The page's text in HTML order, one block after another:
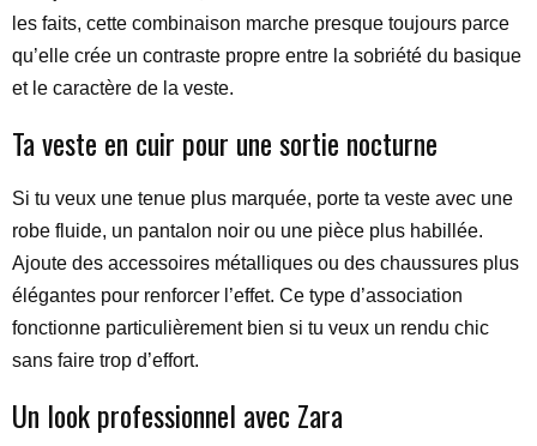
les faits, cette combinaison marche presque toujours parce
qu’elle crée un contraste propre entre la sobriété du basique
et le caractère de la veste.
Ta veste en cuir pour une sortie nocturne
Si tu veux une tenue plus marquée, porte ta veste avec une
robe fluide, un pantalon noir ou une pièce plus habillée.
Ajoute des accessoires métalliques ou des chaussures plus
élégantes pour renforcer l’effet. Ce type d’association
fonctionne particulièrement bien si tu veux un rendu chic
sans faire trop d’effort.
Un look professionnel avec Zara